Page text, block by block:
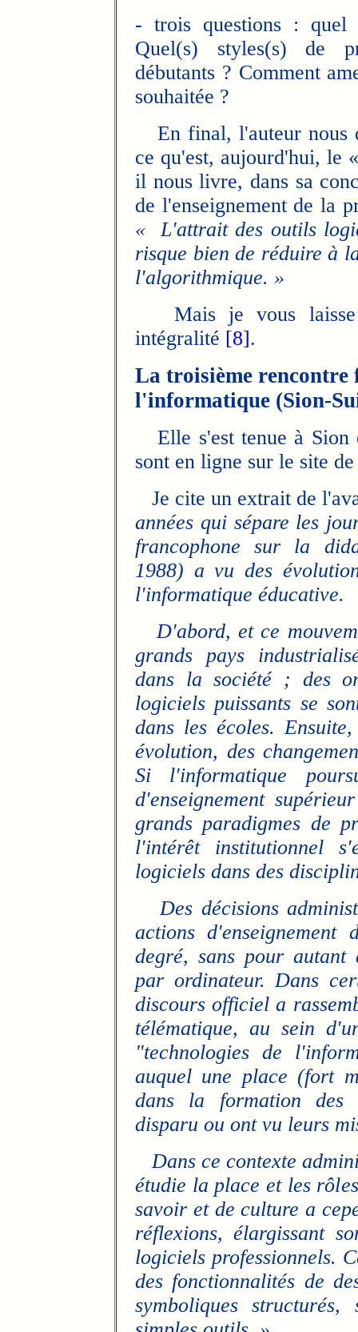
- trois questions : quel
Quel(s) styles(s) de
débutants ? Comment
souhaitée ?
En final, l'auteur nous
ce qu'est, aujourd'hui, le
il nous livre, dans sa
de l'enseignement de la
« L'attrait des outils
risque bien de réduire à
l'algorithmique. »
Mais je vous
intégralité [8].
La troisième rencontre
l'informatique (Sion-
Elle s'est tenue à
sont en ligne sur le site
Je cite un extrait de
années qui sépare les
francophone sur la
1988) a vu des
l'informatique éducative.
D'abord, et ce
grands pays
dans la société ; des
logiciels puissants se
dans les écoles.
évolution, des
Si l'informatique
d'enseignement
grands paradigmes de
l'intérêt institutionnel
logiciels dans des
Des décisions
actions
degré, sans pour autant
par ordinateur. Dans
discours officiel a
télématique, au sein
"technologies de
auquel une place (fort
dans la formation des
disparu ou ont vu leurs
Dans ce contexte
étudie la place et les
savoir et de culture a
réflexions, élargissant
logiciels professionnels.
des fonctionnalités de
symboliques